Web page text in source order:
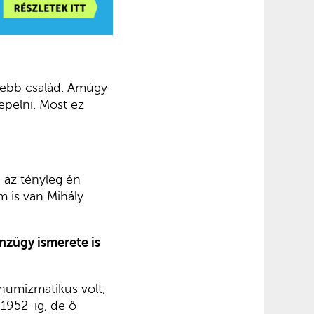
család. Amúgy
Most ez
tényleg én
is van Mihály
ismerete is
volt,
ig, de ő